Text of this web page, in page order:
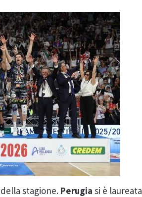
stagione. Perugia si è laureata